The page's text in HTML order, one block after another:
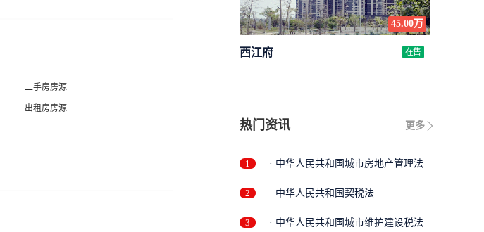
二手房房源
出租房房源
45.00万
西江府 在售
更多
热门资讯
1 · 中华人民共和国城市房地产管理法
2 · 中华人民共和国契税法
3 · 中华人民共和国城市维护建设税法